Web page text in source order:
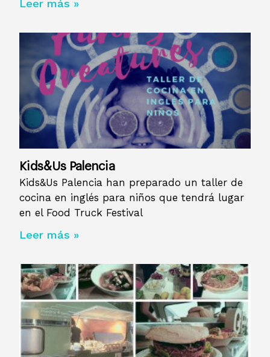
Leer más »
Kids&Us Palencia
Kids&Us Palencia han preparado un taller de
cocina en inglés para niños que tendrá lugar
en el Food Truck Festival
Leer más »